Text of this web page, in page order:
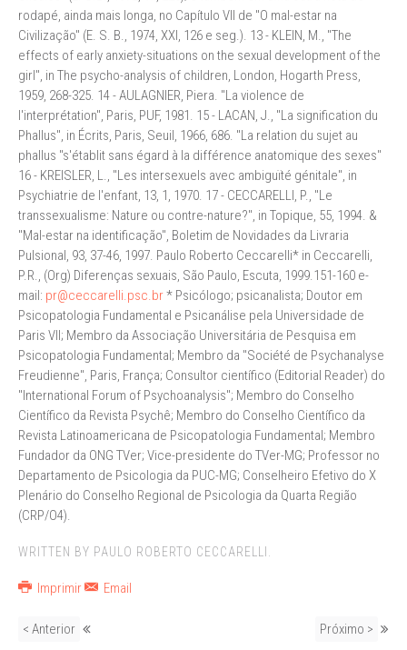
pr@ceccarelli.psc.br* Psicólogo; psicanalista; Doutor em
Psicopatologia Fundamental e Psicanálise pela Universidade de
Paris VII; Membro da Associação Universitária de Pesquisa em
Psicopatologia Fundamental; Membro da "Société de Psychanalyse
Freudienne", Paris, França; Consultor científico (Editorial Reader) do
"International Forum of Psychoanalysis"; Membro do Conselho
Científico da Revista Psychê; Membro do Conselho Científico da
Revista Latinoamericana de Psicopatologia Fundamental; Membro
Fundador da ONG TVer; Vice-presidente do TVer-MG; Professor no
Departamento de Psicologia da PUC-MG; Conselheiro Efetivo do X
Plenário do Conselho Regional de Psicologia da Quarta Região
(CRP/O4).
WRITTEN BY PAULO ROBERTO CECCARELLI.
Imprimir Email
< Anterior Próximo >